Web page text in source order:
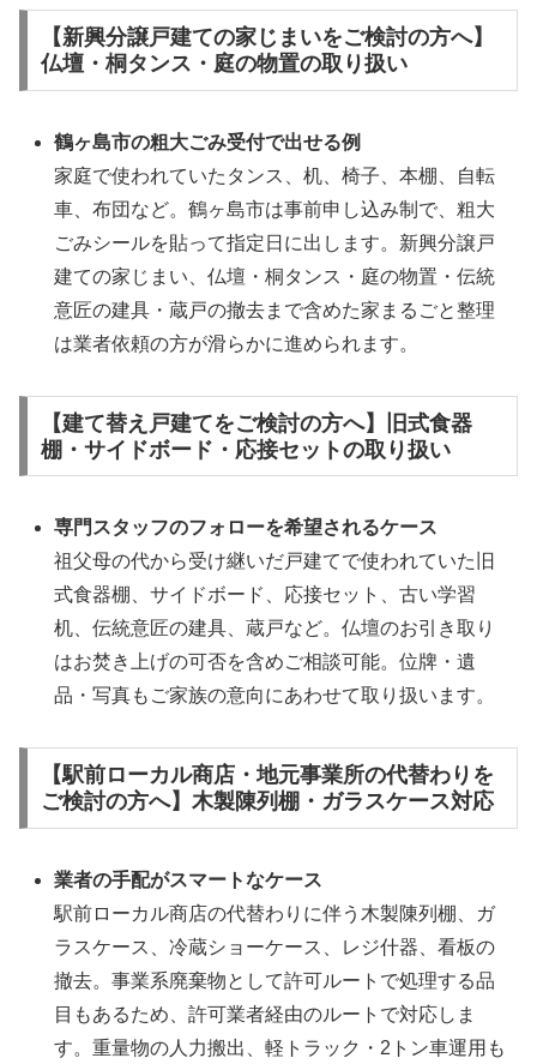
【新興分譲戸建ての家じまいをご検討の方へ】
仏壇・桐タンス・庭の物置の取り扱い
鶴ヶ島市の粗大ごみ受付で出せる例
家庭で使われていたタンス、机、椅子、本棚、自転
車、布団など。鶴ヶ島市は事前申し込み制で、粗大
ごみシールを貼って指定日に出します。新興分譲戸
建ての家じまい、仏壇・桐タンス・庭の物置・伝統
意匠の建具・蔵戸の撤去まで含めた家まるごと整理
は業者依頼の方が滑らかに進められます。
【建て替え戸建てをご検討の方へ】旧式食器
棚・サイドボード・応接セットの取り扱い
専門スタッフのフォローを希望されるケース
祖父母の代から受け継いだ戸建てで使われていた旧
式食器棚、サイドボード、応接セット、古い学習
机、伝統意匠の建具、蔵戸など。仏壇のお引き取り
はお焚き上げの可否を含めご相談可能。位牌・遺
品・写真もご家族の意向にあわせて取り扱います。
【駅前ローカル商店・地元事業所の代替わりを
ご検討の方へ】木製陳列棚・ガラスケース対応
業者の手配がスマートなケース
駅前ローカル商店の代替わりに伴う木製陳列棚、ガ
ラスケース、冷蔵ショーケース、レジ什器、看板の
撤去。事業系廃棄物として許可ルートで処理する品
目もあるため、許可業者経由のルートで対応しま
す。重量物の人力搬出、軽トラック・2トン車運用も